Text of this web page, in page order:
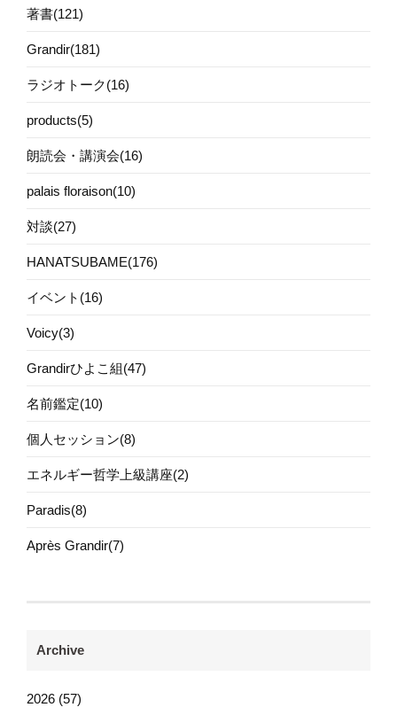
著書(121)
Grandir(181)
ラジオトーク(16)
products(5)
朗読会・講演会(16)
palais floraison(10)
対談(27)
HANATSUBAME(176)
イベント(16)
Voicy(3)
Grandirひよこ組(47)
名前鑑定(10)
個人セッション(8)
エネルギー哲学上級講座(2)
Paradis(8)
Après Grandir(7)
Archive
2026 (57)